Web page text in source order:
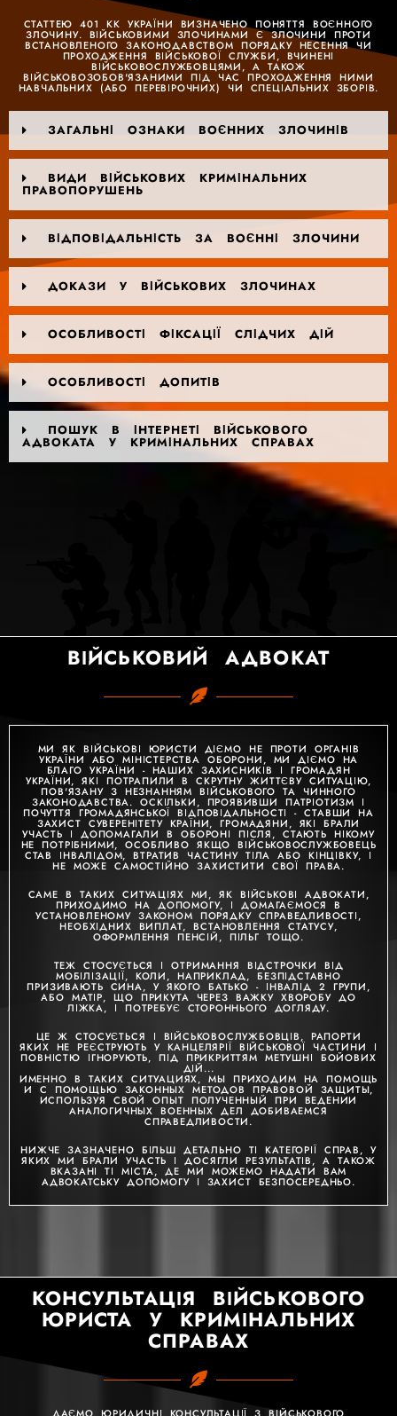
СТАТТЕЮ 401 КК УКРАЇНИ ВИЗНАЧЕНО ПОНЯТТЯ ВОЄННОГО
ЗЛОЧИНУ. ВІЙСЬКОВИМИ ЗЛОЧИНАМИ Є ЗЛОЧИНИ ПРОТИ
ВСТАНОВЛЕНОГО ЗАКОНОДАВСТВОМ ПОРЯДКУ НЕСЕННЯ ЧИ
ПРОХОДЖЕННЯ ВІЙСЬКОВОЇ СЛУЖБИ, ВЧИНЕНІ
ВІЙСЬКОВОСЛУЖБОВЦЯМИ, А ТАКОЖ
ВІЙСЬКОВОЗОБОВ'ЯЗАНИМИ ПІД ЧАС ПРОХОДЖЕННЯ НИМИ
НАВЧАЛЬНИХ (АБО ПЕРЕВІРОЧНИХ) ЧИ СПЕЦІАЛЬНИХ ЗБОРІВ.
ЗАГАЛЬНІ ОЗНАКИ ВОЄННИХ ЗЛОЧИНІВ
ВИДИ ВІЙСЬКОВИХ КРИМІНАЛЬНИХ
ПРАВОПОРУШЕНЬ
ВІДПОВІДАЛЬНІСТЬ ЗА ВОЄННІ ЗЛОЧИНИ
ДОКАЗИ У ВІЙСЬКОВИХ ЗЛОЧИНАХ
ОСОБЛИВОСТІ ФІКСАЦІЇ СЛІДЧИХ ДІЙ
ОСОБЛИВОСТІ ДОПИТІВ
ПОШУК В ІНТЕРНЕТІ ВІЙСЬКОВОГО
АДВОКАТА У КРИМІНАЛЬНИХ СПРАВАХ
ВІЙСЬКОВИЙ АДВОКАТ
МИ ЯК ВІЙСЬКОВІ ЮРИСТИ ДІЄМО НЕ ПРОТИ ОРГАНІВ
УКРАЇНИ АБО МІНІСТЕРСТВА ОБОРОНИ, МИ ДІЄМО НА
БЛАГО УКРАЇНИ - НАШИХ ЗАХИСНИКІВ І ГРОМАДЯН
УКРАЇНИ, ЯКІ ПОТРАПИЛИ В СКРУТНУ ЖИТТЄВУ СИТУАЦІЮ,
ПОВ'ЯЗАНУ З НЕЗНАННЯМ ВІЙСЬКОВОГО ТА ЧИННОГО
ЗАКОНОДАВСТВА. ОСКІЛЬКИ, ПРОЯВИВШИ ПАТРІОТИЗМ І
ПОЧУТТЯ ГРОМАДЯНСЬКОЇ ВІДПОВІДАЛЬНОСТІ - СТАВШИ НА
ЗАХИСТ СУВЕРЕНІТЕТУ КРАЇНИ, ГРОМАДЯНИ, ЯКІ БРАЛИ
УЧАСТЬ І ДОПОМАГАЛИ В ОБОРОНІ ПІСЛЯ, СТАЮТЬ НІКОМУ
НЕ ПОТРІБНИМИ, ОСОБЛИВО ЯКЩО ВІЙСЬКОВОСЛУЖБОВЕЦЬ
СТАВ ІНВАЛІДОМ, ВТРАТИВ ЧАСТИНУ ТІЛА АБО КІНЦІВКУ, І
НЕ МОЖЕ САМОСТІЙНО ЗАХИСТИТИ СВОЇ ПРАВА.
САМЕ В ТАКИХ СИТУАЦІЯХ МИ, ЯК ВІЙСЬКОВІ АДВОКАТИ,
ПРИХОДИМО НА ДОПОМОГУ, І ДОМАГАЄМОСЯ В
УСТАНОВЛЕНОМУ ЗАКОНОМ ПОРЯДКУ СПРАВЕДЛИВОСТІ,
НЕОБХІДНИХ ВИПЛАТ, ВСТАНОВЛЕННЯ СТАТУСУ,
ОФОРМЛЕННЯ ПЕНСІЙ, ПІЛЬГ ТОЩО.
ТЕЖ СТОСУЄТЬСЯ І ОТРИМАННЯ ВІДСТРОЧКИ ВІД
МОБІЛІЗАЦІЇ, КОЛИ, НАПРИКЛАД, БЕЗПІДСТАВНО
ПРИЗИВАЮТЬ СИНА, У ЯКОГО БАТЬКО - ІНВАЛІД 2 ГРУПИ,
АБО МАТІР, ЩО ПРИКУТА ЧЕРЕЗ ВАЖКУ ХВОРОБУ ДО
ЛІЖКА, І ПОТРЕБУЄ СТОРОННЬОГО ДОГЛЯДУ.
ЦЕ Ж СТОСУЄТЬСЯ І ВІЙСЬКОВОСЛУЖБОВЦІВ, РАПОРТИ
ЯКИХ НЕ РЕЄСТРУЮТЬ У КАНЦЕЛЯРІЇ ВІЙСЬКОВОЇ ЧАСТИНИ І
ПОВНІСТЮ ІГНОРУЮТЬ, ПІД ПРИКРИТТЯМ МЕТУШНІ БОЙОВИХ
ДІЙ...
ИМЕННО В ТАКИХ СИТУАЦИЯХ, МЫ ПРИХОДИМ НА ПОМОЩЬ
И С ПОМОЩЬЮ ЗАКОННЫХ МЕТОДОВ ПРАВОВОЙ ЗАЩИТЫ,
ИСПОЛЬЗУЯ СВОЙ ОПЫТ ПОЛУЧЕННЫЙ ПРИ ВЕДЕНИИ
АНАЛОГИЧНЫХ ВОЕННЫХ ДЕЛ ДОБИВАЕМСЯ
СПРАВЕДЛИВОСТИ.
НИЖЧЕ ЗАЗНАЧЕНО БІЛЬШ ДЕТАЛЬНО ТІ КАТЕГОРІЇ СПРАВ, У
ЯКИХ МИ БРАЛИ УЧАСТЬ І ДОСЯГЛИ РЕЗУЛЬТАТІВ, А ТАКОЖ
ВКАЗАНІ ТІ МІСТА, ДЕ МИ МОЖЕМО НАДАТИ ВАМ
АДВОКАТСЬКУ ДОПОМОГУ І ЗАХИСТ БЕЗПОСЕРЕДНЬО.
КОНСУЛЬТАЦІЯ ВІЙСЬКОВОГО
ЮРИСТА У КРИМІНАЛЬНИХ
СПРАВАХ